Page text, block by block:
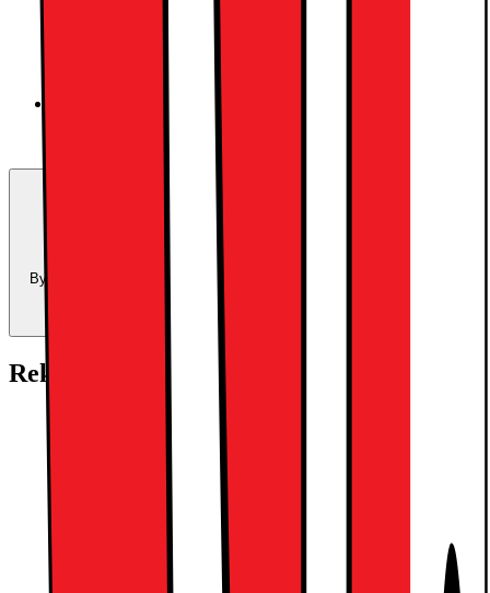
Trade-in:
Uppgradera för mindre
Byt in din enhet och använd dess värde som delbetalning mot en ny
Beräkna ditt inbytesvärde
Rekommenderade tillbehör:
Apple AirPods Pro Gen 3 (2025) True
Wireless hörlurar